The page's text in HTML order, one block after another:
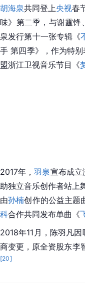
胡海泉共同登上央视春
味》第二季，与谢霆锋
泉发行第十一张专辑《
手 第四季》，作为特
盟浙江卫视音乐节目《
2017年，羽泉宣布成
助独立音乐创作者站上
由孙楠创作的公益主题
科合作共同发布单曲《
2018年11月，陈羽凡
商变更，原全资股东李
[20]